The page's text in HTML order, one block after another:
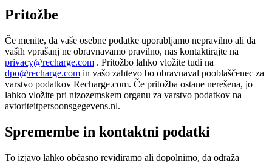
Pritožbe
Če menite, da vaše osebne podatke uporabljamo nepravilno ali da
vaših vprašanj ne obravnavamo pravilno, nas kontaktirajte na
privacy@recharge.com . Pritožbo lahko vložite tudi na
dpo@recharge.com in vašo zahtevo bo obravnaval pooblaščenec za
varstvo podatkov Recharge.com. Če pritožba ostane nerešena, jo
lahko vložite pri nizozemskem organu za varstvo podatkov na
avtoriteitpersoonsgegevens.nl.
Spremembe in kontaktni podatki
To izjavo lahko občasno revidiramo ali dopolnimo, da odraža